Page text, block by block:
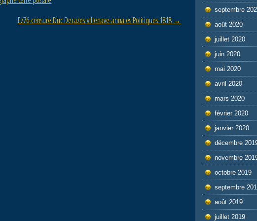
Ez76-censure Duc Decazes-villenave-annales Politiques-1818 →
septembre
août 2020
juillet 2020
juin 2020
mai 2020
avril 2020
mars 2020
février 2020
janvier 2020
décembre
novembre
octobre 2019
septembre
août 2019
juillet 2019